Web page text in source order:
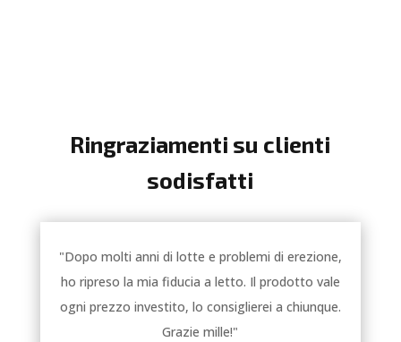
Ringraziamenti su clienti
sodisfatti
"Dopo molti anni di lotte e problemi di erezione,
ho ripreso la mia fiducia a letto. Il prodotto vale
ogni prezzo investito, lo consiglierei a chiunque.
Grazie mille!"